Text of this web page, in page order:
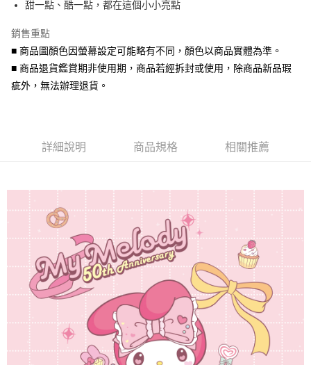
國泰世華商業銀行
兆豐國際商業銀行
匯豐（台灣）商業銀行
聯邦商業銀行
遠東國際商業銀行
元大商業銀行
永豐商業銀行
台新國際商業銀行
上海商業儲蓄銀行
台北富邦商業銀行
臺灣中小企業銀行
匯豐（台灣）商業銀行
華泰商業銀行
聯邦商業銀行
遠東國際商業銀行
元大商業銀行
LINE Pay
Apple Pay
街口支付
悠遊付
相關說明
便利好安心！
１．簡單：不需註冊會員、不需綁卡、不需儲值。
２．便利：只要手機號碼，簡訊認證，即可結帳。
３．安心：先確認商品／服務後，再付款。
【「AFTEE先享後付」結帳流程】
１．於結帳方式選擇「AFTEE先享後付」後，將跳轉至「AFTEE先享後付」
結帳頁面，進行簡訊認證並確認金額後，即可完成結帳。
２．訂單成立數日內，您將收到繳費通知簡訊。
３．收到繳費通知簡訊後14天內，點擊此簡訊中的連結，可透過四大超商／
ATM／網路銀行／等多元方式進行付款，方視為交易完成。
※ 請注意：結帳手續完成當下不需立刻繳費，但若您需要取消訂單，請聯絡
購買商品的店家。未經商家同意取消之訂單仍視為有效，需透過AFTEE先享
後付繳納相關費用。
貨到付款
運送方式
全家取貨付款
每筆NT$60，滿NT$1,500(含以上)免運費
付款後全家取貨
每筆NT$60，滿NT$1,500(含以上)免運費
7-11取貨付款
甜一點、酷一點，都在這個小小亮點
銷售重點
■ 商品圖顏色因螢幕設定可能略有不同，顏色以商品實體為準。
■ 商品退貨鑑賞期非使用期，商品若經拆封或使用，除商品新品瑕
疵外，無法辦理退貨。
詳細說明 商品規格 相關推薦